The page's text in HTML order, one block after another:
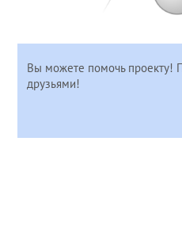
Вы можете помочь проекту!
друзьями!